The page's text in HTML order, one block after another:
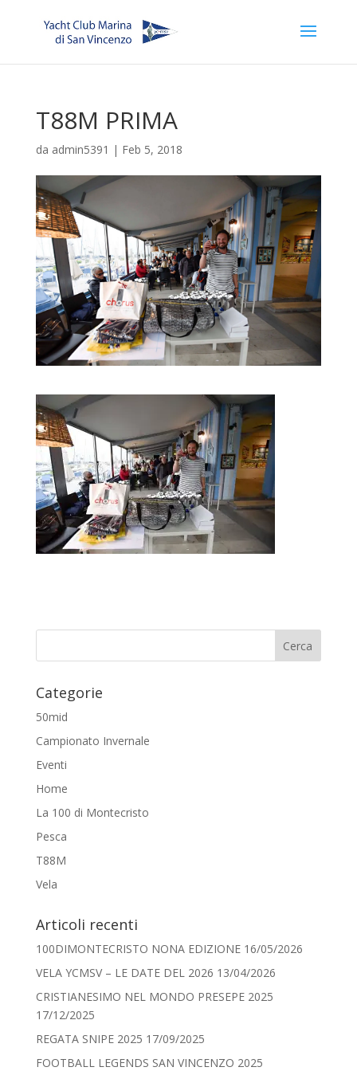
T88M PRIMA
da admin5391 | Feb 5, 2018
Categorie
50mid
Campionato Invernale
Eventi
Home
La 100 di Montecristo
Pesca
T88M
Vela
Articoli recenti
100DIMONTECRISTO NONA EDIZIONE 16/05/2026
VELA YCMSV – LE DATE DEL 2026 13/04/2026
CRISTIANESIMO NEL MONDO PRESEPE 2025
17/12/2025
REGATA SNIPE 2025 17/09/2025
FOOTBALL LEGENDS SAN VINCENZO 2025